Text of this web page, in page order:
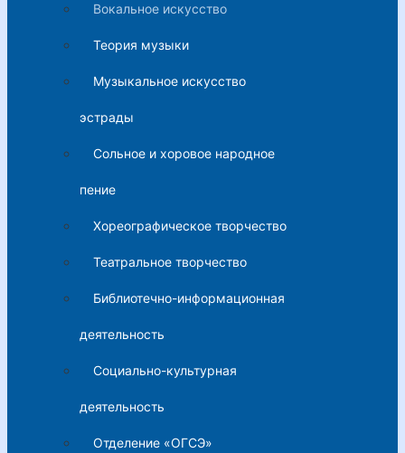
Вокальное искусство
Теория музыки
Музыкальное искусство
эстрады
Сольное и хоровое народное
пение
Хореографическое творчество
Театральное творчество
Библиотечно-информационная
деятельность
Социально-культурная
деятельность
Отделение «ОГСЭ»